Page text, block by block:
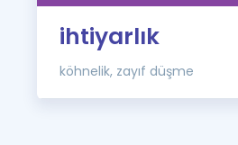
ihtiyarlık
köhnelik, zayıf düşme